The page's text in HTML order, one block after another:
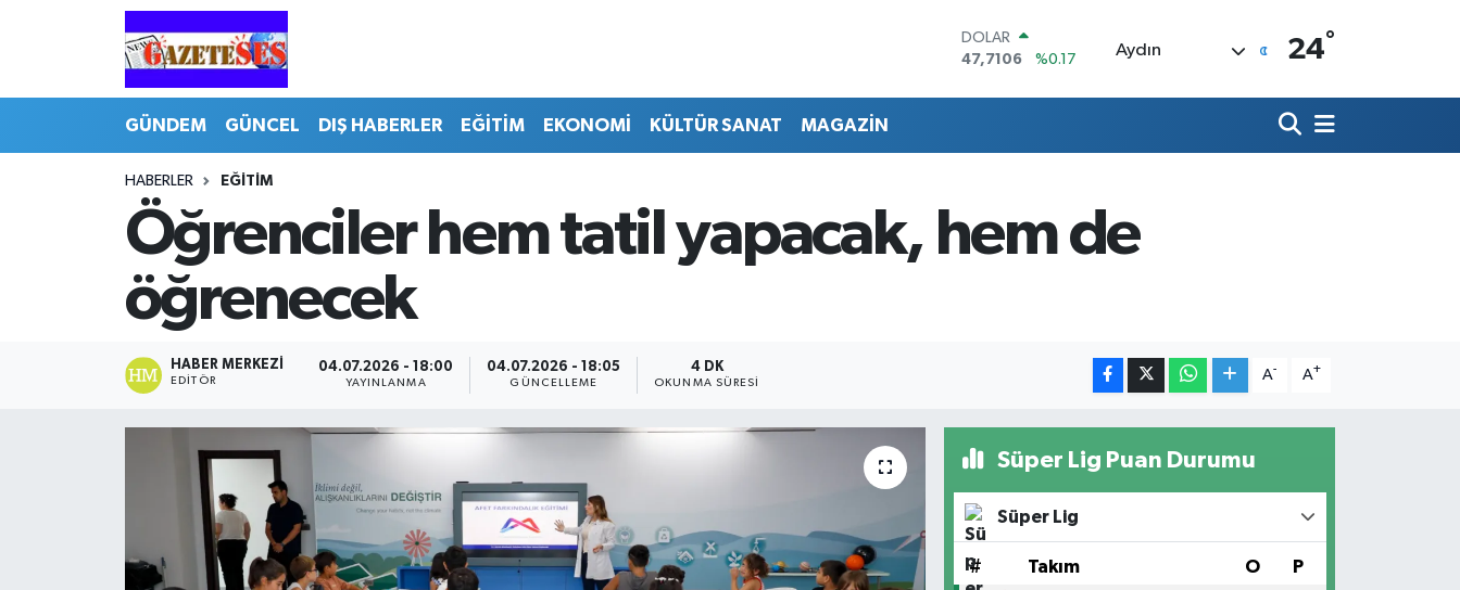
DOLAR
47,7106
%0.17
13.773
%-19
BITCOIN
Aydın 24°
GÜNDEM GÜNCEL DIŞ HABERLER EĞİTİM EKONOMİ KÜLTÜR SANAT MAGAZİN
HABERLER EĞİTİM
Öğrenciler hem tatil yapacak, hem de
öğrenecek
HABER MERKEZI
EDITÖR
04.07.2026 - 18:00
YAYINLANMA
04.07.2026 - 18:05
GÜNCELLEME
4 DK
OKUNMA SÜRESI
A- A+
Süper Lig Puan Durumu
Süper Lig
# Takım O P